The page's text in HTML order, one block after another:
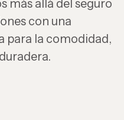
más allá del seguro
con una
para la comodidad,